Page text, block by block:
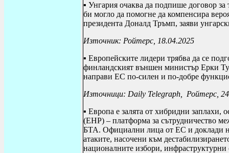
▪ Унгария очаква да подпише договор за
би могло да помогне да компенсира
президента Доналд Тръмп, заяви
Източник: Ройтерс, 18.04.2025
▪ Европейските лидери трябва да се
финландският външен министър Ерки
направи ЕС по-силен и по-добре
Източници: Daily Telegraph
Ройтерс,
▪ Европа е залята от хибридни
(ЕНР) – платформа за сътрудничество
БТА. Официални лица от ЕС и доклади на
атаките, насочени към
националните избори,